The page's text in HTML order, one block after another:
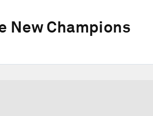
New Champions